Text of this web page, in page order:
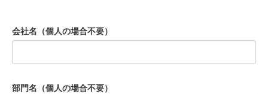
会社名（個人の場合不要）
部門名（個人の場合不要）